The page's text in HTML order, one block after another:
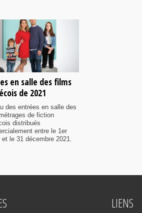
en salle des films
de 2021
des entrées en salle des
de fiction
distribués
entre le 1er
et le 31 décembre 2021.
LIENS